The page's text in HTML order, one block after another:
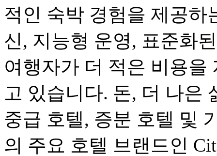
적인 숙박 경험을 제공하
신, 지능형 운영, 표준화
여행자가 더 적은 비용을
고 있습니다. 돈, 더 나은
중급 호텔, 증분 호텔 및
의 주요 호텔 브랜드인